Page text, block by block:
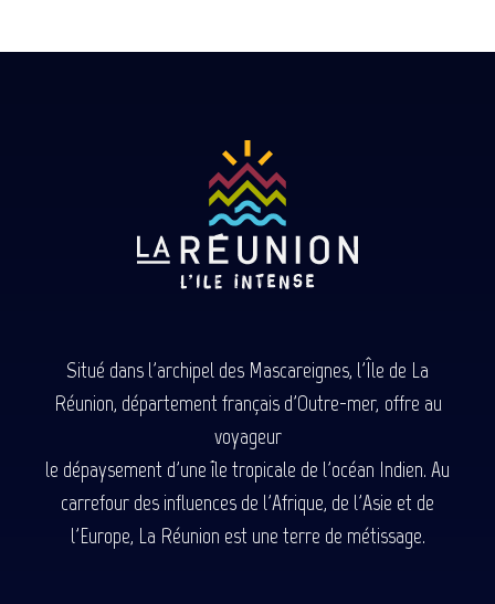
Situé dans l'archipel des Mascareignes, l'Île de La
Réunion, département français d'Outre-mer, offre au
voyageur
le dépaysement d'une île tropicale de l'océan Indien. Au
carrefour des influences de l'Afrique, de l'Asie et de
l'Europe, La Réunion est une terre de métissage.